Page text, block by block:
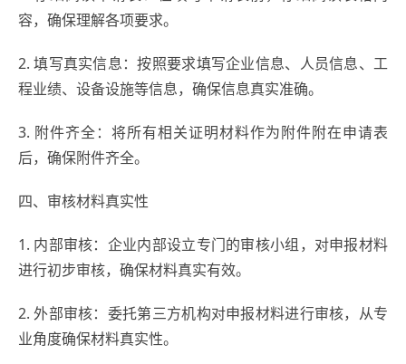
容，确保理解各项要求。
2. 填写真实信息：按照要求填写企业信息、人员信息、工
程业绩、设备设施等信息，确保信息真实准确。
3. 附件齐全：将所有相关证明材料作为附件附在申请表
后，确保附件齐全。
四、审核材料真实性
1. 内部审核：企业内部设立专门的审核小组，对申报材料
进行初步审核，确保材料真实有效。
2. 外部审核：委托第三方机构对申报材料进行审核，从专
业角度确保材料真实性。